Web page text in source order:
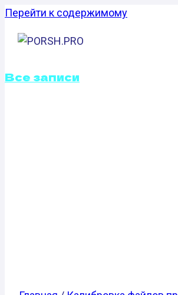
Перейти к содержимому
Все записи